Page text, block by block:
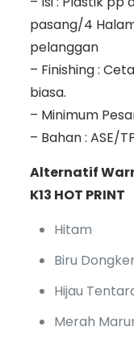
pasang/4
pelanggan
– Finishing :
biasa.
– Minimum
– Bahan : ASE/
Alternatif
K13 HOT PRINT
Hitam
Biru
Hijau
Merah